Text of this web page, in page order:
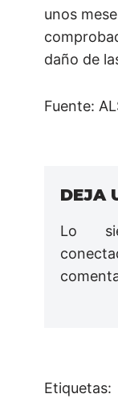
unos
daño de
Fuente:
DEJA
Lo
Etiquetas: